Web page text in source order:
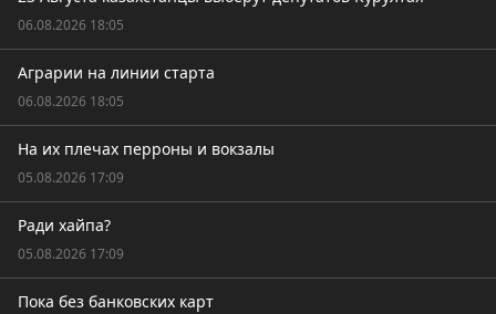
06.08.2026 18:05
Аграрии на линии старта
06.08.2026 18:05
На их плечах перроны и вокзалы
05.08.2026 17:09
Ради хайпа?
05.08.2026 17:09
Пока без банковских карт